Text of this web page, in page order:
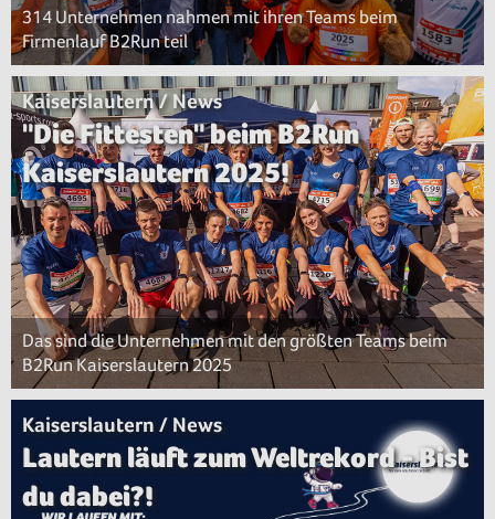
314 Unternehmen nahmen mit ihren Teams beim
Firmenlauf B2Run teil
Kaiserslautern / News
"Die Fittesten" beim B2Run
Kaiserslautern 2025!
Das sind die Unternehmen mit den größten Teams beim
B2Run Kaiserslautern 2025
Kaiserslautern / News
Lautern läuft zum Weltrekord - Bist
du dabei?!